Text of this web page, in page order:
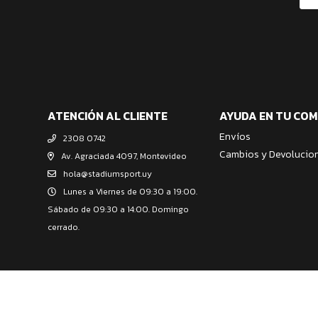
ATENCIÓN AL CLIENTE
2308 0742
Av. Agraciada 4097, Montevideo
hola@stadiumsport.uy
Lunes a Viernes de 09:30 a 19:00.
Sábado de 09:30 a 14:00. Domingo
cerrado.
AYUDA EN TU
Envíos
Cambios y